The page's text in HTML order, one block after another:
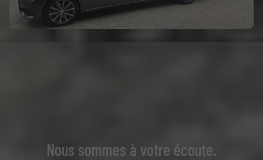
Nous sommes à votre écoute.